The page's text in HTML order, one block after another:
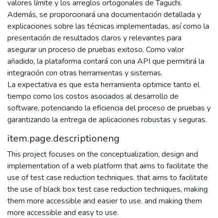
valores límite y los arreglos ortogonales de Taguchi.
Además, se proporcionará una documentación detallada y
explicaciones sobre las técnicas implementadas, así como la
presentación de resultados claros y relevantes para
asegurar un proceso de pruebas exitoso. Como valor
añadido, la plataforma contará con una API que permitirá la
integración con otras herramientas y sistemas.
La expectativa es que esta herramienta optimice tanto el
tiempo como los costos asociados al desarrollo de
software, potenciando la eficiencia del proceso de pruebas y
garantizando la entrega de aplicaciones robustas y seguras.
item.page.descriptioneng
This project focuses on the conceptualization, design and
implementation of a web platform that aims to facilitate the
use of test case reduction techniques. that aims to facilitate
the use of black box test case reduction techniques, making
them more accessible and easier to use. and making them
more accessible and easy to use.